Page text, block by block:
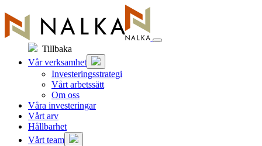
till
innehåll
Tillbaka
Vår verksamhet
Investeringsstrategi
Vårt arbetssätt
Om oss
Våra investeringar
Vårt arv
Hållbarhet
Vårt team